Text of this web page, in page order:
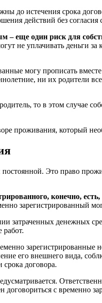
до истечения срока
действий без согласия
– еще один риск для
не уплачивать деньги
могу прописать
ни их родители
то в этом случае
проживания, который
Это право
конечно,
зарегистрированный
затраченных денежных
работ.
его внешнего вида,
договора.
с временно